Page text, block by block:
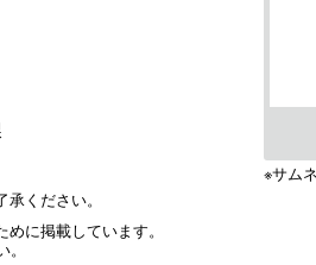
ください。
に掲載しています。
※サム